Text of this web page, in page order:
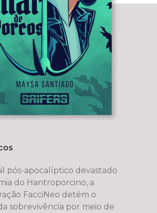
pós-apocalíptico devastado
do Hantroporcino, a
FacciNeo detém o
sobrevivência por meio de